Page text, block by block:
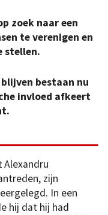
zoek naar een
te verenigen en
stellen.
bestaan nu
invloed afkeert
Alexandru
zijn
In een
hij dat hij had